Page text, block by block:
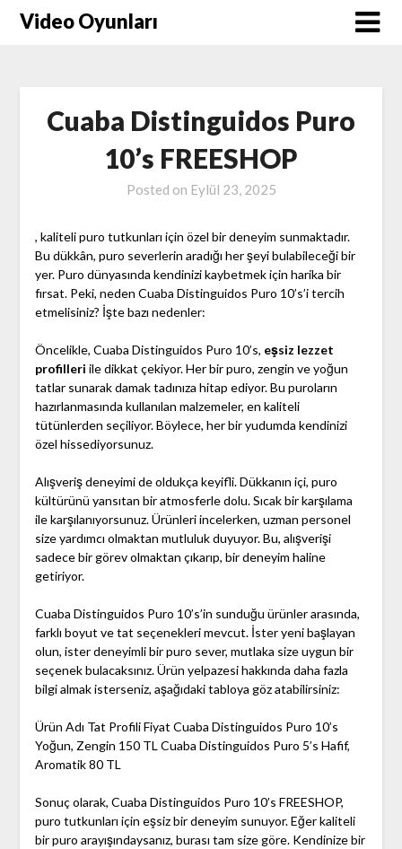
SkipVideo Oyunları
Cuaba Distinguidos Puro
10’s FREESHOP
Posted on Eylül 23, 2025
, kaliteli puro tutkunları için özel bir deneyim sunmaktadır.
Bu dükkân, puro severlerin aradığı her şeyi bulabileceği bir
yer. Puro dünyasında kendinizi kaybetmek için harika bir
fırsat. Peki, neden Cuaba Distinguidos Puro 10’s’i tercih
etmelisiniz? İşte bazı nedenler:
Öncelikle, Cuaba Distinguidos Puro 10’s, eşsiz lezzet
profilleri ile dikkat çekiyor. Her bir puro, zengin ve yoğun
tatlar sunarak damak tadınıza hitap ediyor. Bu puroların
hazırlanmasında kullanılan malzemeler, en kaliteli
tütünlerden seçiliyor. Böylece, her bir yudumda kendinizi
özel hissediyorsunuz.
Alışveriş deneyimi de oldukça keyifli. Dükkanın içi, puro
kültürünü yansıtan bir atmosferle dolu. Sıcak bir karşılama
ile karşılanıyorsunuz. Ürünleri incelerken, uzman personel
size yardımcı olmaktan mutluluk duyuyor. Bu, alışverişi
sadece bir görev olmaktan çıkarıp, bir deneyim haline
getiriyor.
Cuaba Distinguidos Puro 10’s’in sunduğu ürünler arasında,
farklı boyut ve tat seçenekleri mevcut. İster yeni başlayan
olun, ister deneyimli bir puro sever, mutlaka size uygun bir
seçenek bulacaksınız. Ürün yelpazesi hakkında daha fazla
bilgi almak isterseniz, aşağıdaki tabloya göz atabilirsiniz:
Ürün Adı Tat Profili Fiyat Cuaba Distinguidos Puro 10’s
Yoğun, Zengin 150 TL Cuaba Distinguidos Puro 5’s Hafif,
Aromatik 80 TL
Sonuç olarak, Cuaba Distinguidos Puro 10’s FREESHOP,
puro tutkunları için eşsiz bir deneyim sunuyor. Eğer kaliteli
bir puro arayışındaysanız, burası tam size göre. Kendinize bir